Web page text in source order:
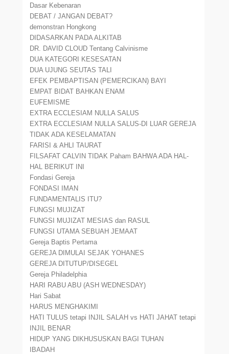
Dasar Kebenaran
DEBAT / JANGAN DEBAT?
demonstran Hongkong
DIDASARKAN PADA ALKITAB
DR. DAVID CLOUD Tentang Calvinisme
DUA KATEGORI KESESATAN
DUA UJUNG SEUTAS TALI
EFEK PEMBAPTISAN (PEMERCIKAN) BAYI
EMPAT BIDAT BAHKAN ENAM
EUFEMISME
EXTRA ECCLESIAM NULLA SALUS
EXTRA ECCLESIAM NULLA SALUS-DI LUAR GEREJA
TIDAK ADA KESELAMATAN
FARISI & AHLI TAURAT
FILSAFAT CALVIN TIDAK Paham BAHWA ADA HAL-
HAL BERIKUT INI
Fondasi Gereja
FONDASI IMAN
FUNDAMENTALIS ITU?
FUNGSI MUJIZAT
FUNGSI MUJIZAT MESIAS dan RASUL
FUNGSI UTAMA SEBUAH JEMAAT
Gereja Baptis Pertama
GEREJA DIMULAI SEJAK YOHANES
GEREJA DITUTUP/DISEGEL
Gereja Philadelphia
HARI RABU ABU (ASH WEDNESDAY)
Hari Sabat
HARUS MENGHAKIMI
HATI TULUS tetapi INJIL SALAH vs HATI JAHAT tetapi
INJIL BENAR
HIDUP YANG DIKHUSUSKAN BAGI TUHAN
IBADAH